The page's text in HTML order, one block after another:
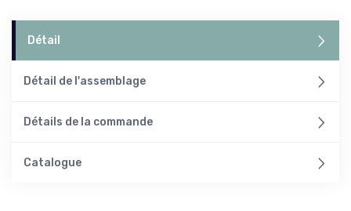
Détail
Détail de l'assemblage
Détails de la commande
Catalogue